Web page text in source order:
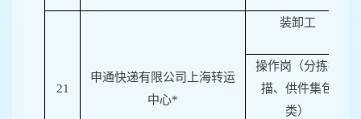
21
申通快递有限公司上海转运
中心*
装卸工
操作岗（分拣扫
描、供件集包
类）